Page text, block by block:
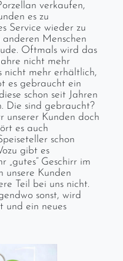
verkaufen,
es zu
Service wieder zu
Menschen
Oftmals wird das
nicht mehr
nicht mehr erhältlich,
es gebraucht ein
schon seit Jahren
Die sind gebraucht?
unserer Kunden doch
es auch
schon
gibt es
„gutes“ Geschirr im
unsere Kunden
Teil bei uns nicht.
sonst, wird
und ein neues